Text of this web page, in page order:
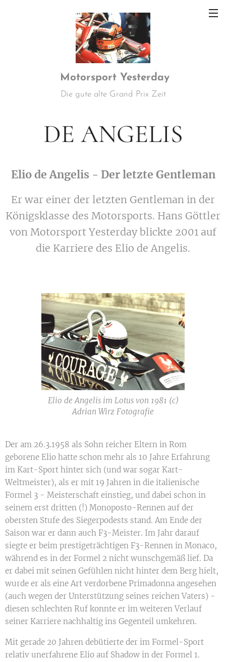
Motorsport Yesterday
Die gute alte Grand Prix Zeit
DE ANGELIS
Elio de Angelis - Der letzte Gentleman
Er war einer der letzten Gentleman in der
Königsklasse des Motorsports. Hans Göttler
von Motorsport Yesterday blickte 2001 auf
die Karriere des Elio de Angelis.
Elio de Angelis im Lotus von 1981 (c)
Adrian Wirz Fotografie
Der am 26.3.1958 als Sohn reicher Eltern in Rom
geborene Elio hatte schon mehr als 10 Jahre Erfahrung
im Kart-Sport hinter sich (und war sogar Kart-
Weltmeister), als er mit 19 Jahren in die italienische
Formel 3 - Meisterschaft einstieg, und dabei schon in
seinem erst dritten (!) Monoposto-Rennen auf der
obersten Stufe des Siegerpodests stand. Am Ende der
Saison war er dann auch F3-Meister. Im Jahr darauf
siegte er beim prestigeträchtigen F3-Rennen in Monaco,
während es in der Formel 2 nicht wunschgemäß lief. Da
er dabei mit seinen Gefühlen nicht hinter dem Berg hielt,
wurde er als eine Art verdorbene Primadonna angesehen
(auch wegen der Unterstützung seines reichen Vaters) -
diesen schlechten Ruf konnte er im weiteren Verlauf
seiner Karriere nachhaltig ins Gegenteil umkehren.
Mit gerade 20 Jahren debütierte der im Formel-Sport
relativ unerfahrene Elio auf Shadow in der Formel 1.